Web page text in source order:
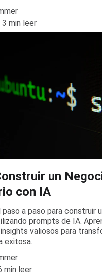
3 min leer
un
con IA
paso a paso para construir
prompts de IA.
valiosos para
exitosa.
min leer